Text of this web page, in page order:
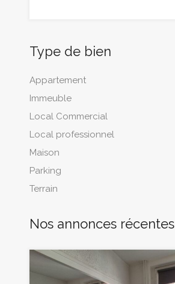
Type de bien
Appartement
Immeuble
Local Commercial
Local professionnel
Maison
Parking
Terrain
Nos annonces récentes